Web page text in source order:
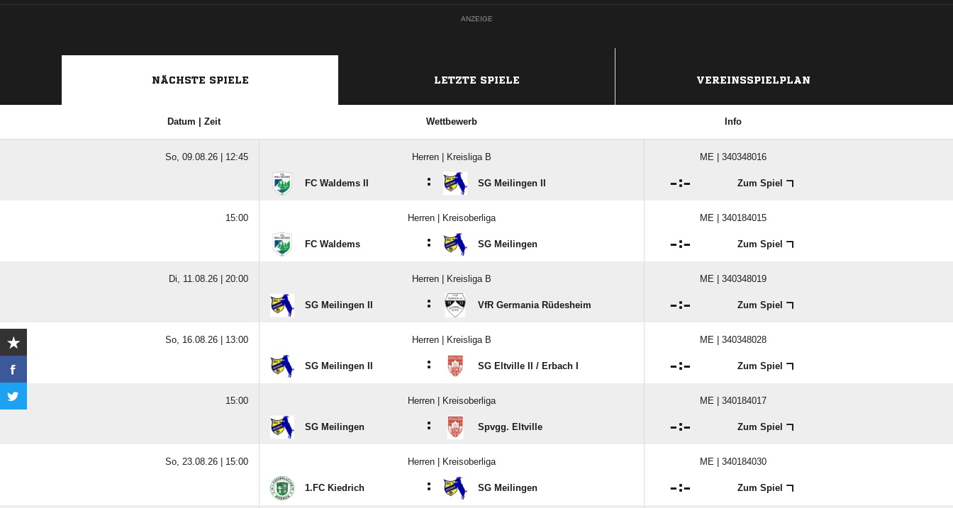
ANZEIGE
NÄCHSTE SPIELE LETZTE SPIELE VEREINSSPIELPLAN
Datum | Zeit Wettbewerb Info
So, 09.08.26 | 12:45 Herren | Kreisliga B ME | 340348016
FC Waldems II : SG Meilingen II : Zum Spiel
15:00 Herren | Kreisoberliga ME | 340184015
FC Waldems : SG Meilingen : Zum Spiel
Di, 11.08.26 | 20:00 Herren | Kreisliga B ME | 340348019
SG Meilingen II : VfR Germania Rüdesheim : Zum Spiel
So, 16.08.26 | 13:00 Herren | Kreisliga B ME | 340348028
SG Meilingen II : SG Eltville II /​ Erbach I : Zum Spiel
15:00 Herren | Kreisoberliga ME | 340184017
SG Meilingen : Spvgg. Eltville : Zum Spiel
So, 23.08.26 | 15:00 Herren | Kreisoberliga ME | 340184030
1.FC Kiedrich : SG Meilingen : Zum Spiel